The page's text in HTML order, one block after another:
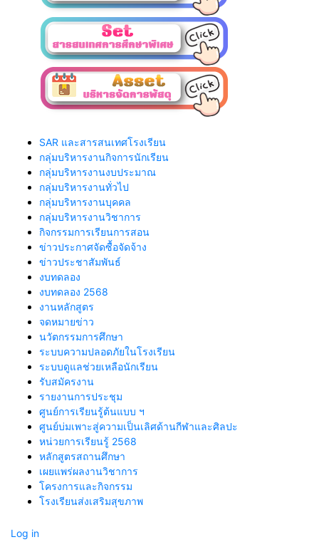
SAR และสารสนเทศโรงเรียน
กลุ่มบริหารงานกิจการนักเรียน
กลุ่มบริหารงานงบประมาณ
กลุ่มบริหารงานทั่วไป
กลุ่มบริหารงานบุคคล
กลุ่มบริหารงานวิชาการ
กิจกรรมการเรียนการสอน
ข่าวประกาศจัดซื้อจัดจ้าง
ข่าวประชาสัมพันธ์
งบทดลอง
งบทดลอง 2568
งานหลักสูตร
จดหมายข่าว
นวัตกรรมการศึกษา
ระบบความปลอดภัยในโรงเรียน
ระบบดูแลช่วยเหลือนักเรียน
รับสมัครงาน
รายงานการประชุม
ศูนย์การเรียนรู้ต้นแบบ ฯ
ศูนย์บ่มเพาะสู่ความเป็นเลิศด้านกีฬาและศิลปะ
หน่วยการเรียนรู้ 2568
หลักสูตรสถานศึกษา
เผยแพร่ผลงานวิชาการ
โครงการและกิจกรรม
โรงเรียนส่งเสริมสุขภาพ
Log in